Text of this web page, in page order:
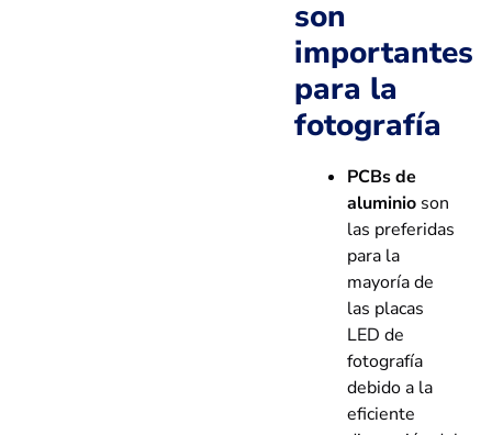
son
importantes
para la
fotografía
PCBs de
aluminioson
las preferidas
para la
mayoría de
las placas
LED de
fotografía
debido a la
eficiente